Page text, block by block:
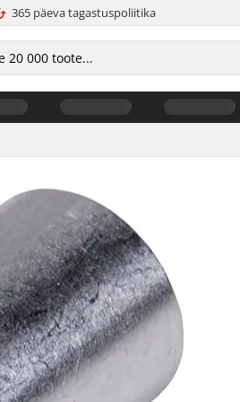
365 päeva tagastuspoliitika